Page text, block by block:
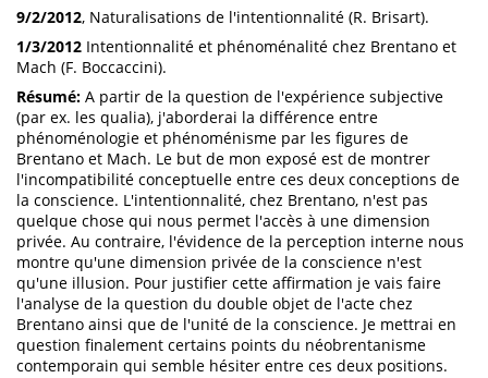
9/2/2012, Naturalisations de l'intentionnalité (R. Brisart).
1/3/2012 Intentionnalité et phénoménalité chez Brentano et
Mach (F. Boccaccini).
Résumé: A partir de la question de l'expérience subjective
(par ex. les qualia), j'aborderai la différence entre
phénoménologie et phénoménisme par les figures de
Brentano et Mach. Le but de mon exposé est de montrer
l'incompatibilité conceptuelle entre ces deux conceptions de
la conscience. L'intentionnalité, chez Brentano, n'est pas
quelque chose qui nous permet l'accès à une dimension
privée. Au contraire, l'évidence de la perception interne nous
montre qu'une dimension privée de la conscience n'est
qu'une illusion. Pour justifier cette affirmation je vais faire
l'analyse de la question du double objet de l'acte chez
Brentano ainsi que de l'unité de la conscience. Je mettrai en
question finalement certains points du néobrentanisme
contemporain qui semble hésiter entre ces deux positions.